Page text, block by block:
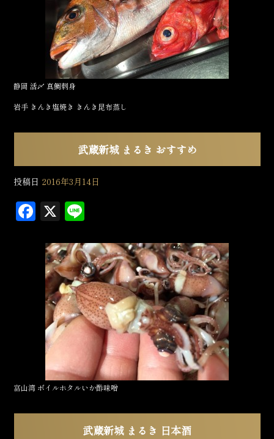
静岡 活〆 真鯛刺身
岩手 きんき塩焼き きんき昆布蒸し
武蔵新城 まるき おすすめ
投稿日 2016年3月14日
F
c
e
b
o
o
k
X
e
富山湾 ボイルホタルいか酢味噌
武蔵新城 まるき 日本酒